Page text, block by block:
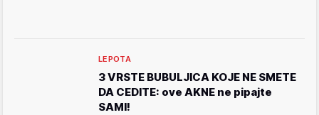
LEPOTA
3 VRSTE BUBULJICA KOJE NE SMETE
DA CEDITE: ove AKNE ne pipajte
SAMI!